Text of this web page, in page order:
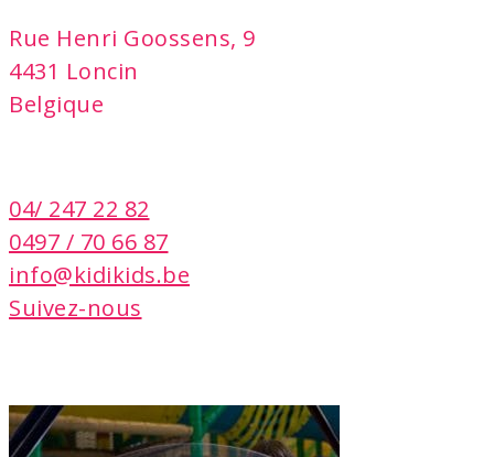
Rue Henri Goossens, 9
4431 Loncin
Belgique
04/ 247 22 82
0497 / 70 66 87
info@kidikids.be
Suivez-nous